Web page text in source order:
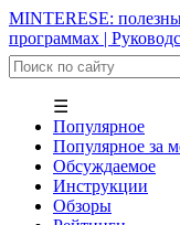
MINTERESE:
программах |
☰
Популярное
Популярное за
Обсуждаемое
Инструкции
Обзоры